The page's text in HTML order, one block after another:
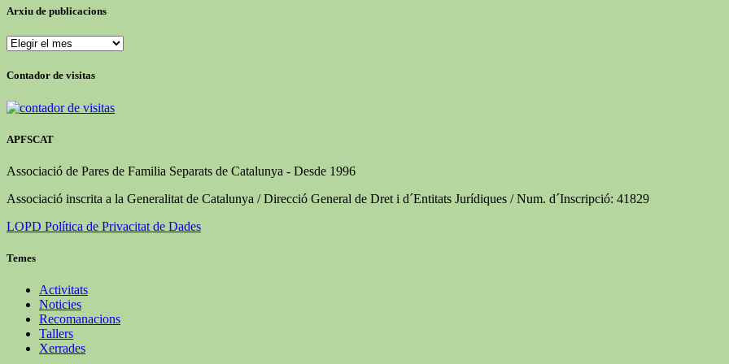
Arxiu de publicacions
Arxiu
publicacions
Contador de visitas
APFSCAT
Associació de Pares de Familia Separats de Catalunya - Desde 1996
Associació inscrita a la Generalitat de Catalunya / Direcció General de Dret i d´Entitats Jurídiques / Num. d´Inscripció: 41829
LOPD Política de Privacitat de Dades
Temes
Activitats
Noticies
Recomanacions
Tallers
Xerrades